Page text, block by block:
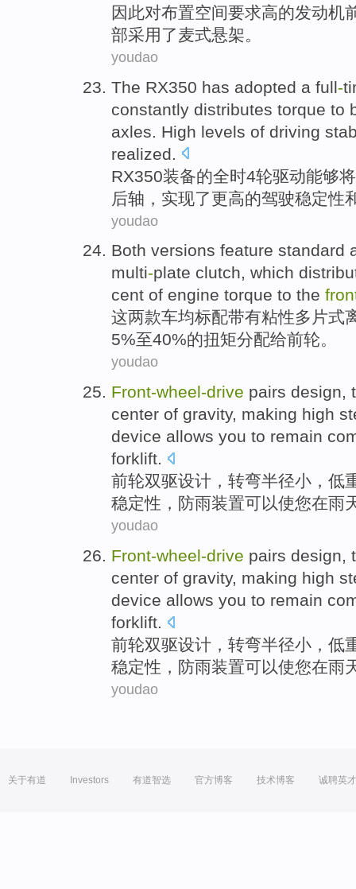
因此对布置空间要求高的发动机
部采用了麦式悬架。
youdao
The RX350 has adopted a full-
constantly distributes torque to
axles . High levels of driving
realized
RX350装备的全时4轮驱动能够将
后轴 ，实现了更高的驾驶稳定性
youdao
Both versions feature standard
multi-plate clutch, which
cent of engine torque to the
这两款车均标配带有粘性多片式
5%至40%的扭矩分配给前轮。
youdao
Front-wheel-drive pairs design,
center of gravity, making high
device allows you to remain
forklift.
前轮双驱设计 ， 转弯半径小 ， 低
稳定性 ， 防雨装置可以使您在雨
youdao
Front-wheel-drive pairs design,
center of gravity, making high
device allows you to remain
forklift.
前轮双驱设计 ， 转弯半径小 ， 低
稳定性 ， 防雨装置可以使您在雨
youdao
关于有道 Investors 有道智选 官方博客 技术博客 诚聘英才